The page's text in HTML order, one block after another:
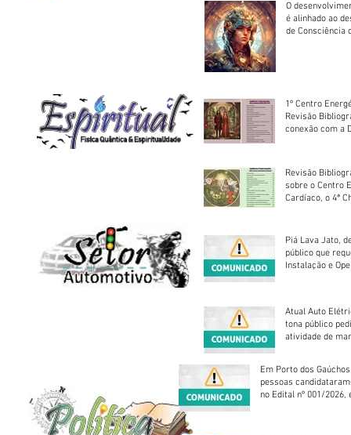
O
é alinhado ao
de Consciência
1º Centro
Revisão
conexão com a
Revisão
sobre o Centro
Cardíaco, o 4ª
Piá Lava Jato,
público que
Instalação e
Atual Auto
tona público
atividade de
Em Porto dos
pessoas
no Edital nº 001/2026,